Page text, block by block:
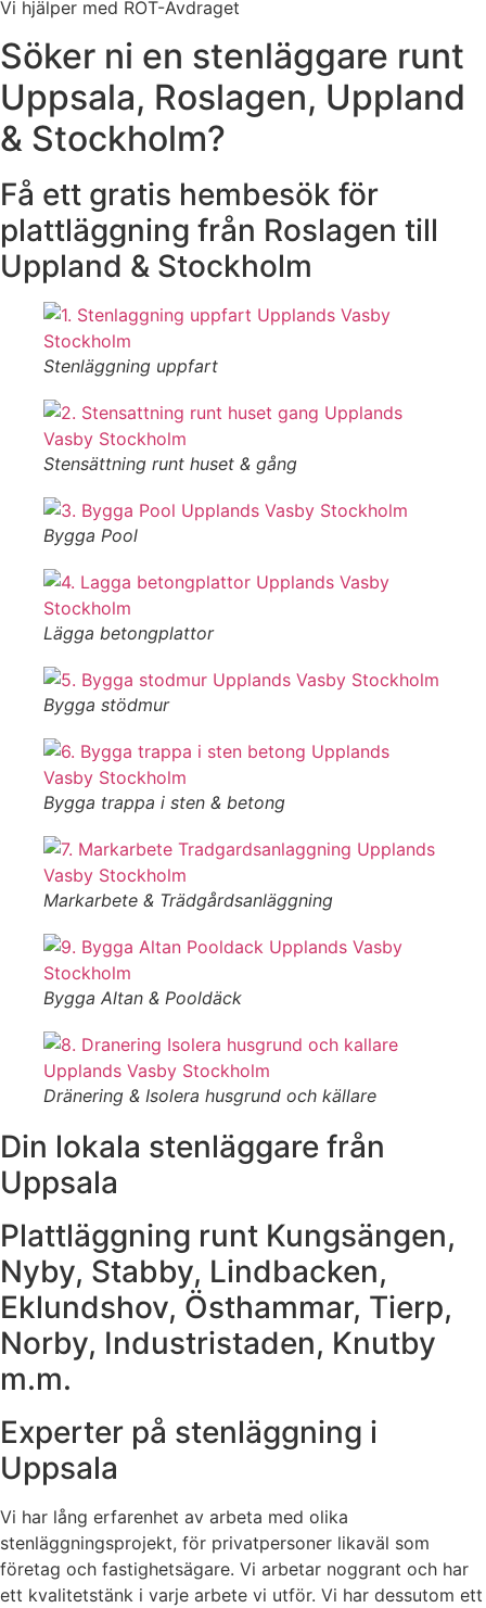
Vi hjälper med ROT-Avdraget
Söker ni en stenläggare runt
Uppsala, Roslagen, Uppland
& Stockholm?
Få ett gratis hembesök för
plattläggning från Roslagen till
Uppland & Stockholm
Stenläggning uppfart
Stensättning runt huset & gång
Bygga Pool
Lägga betongplattor
Bygga stödmur
Bygga trappa i sten & betong
Markarbete & Trädgårdsanläggning
Bygga Altan & Pooldäck
Dränering & Isolera husgrund och källare
Din lokala stenläggare från
Uppsala
Plattläggning runt Kungsängen,
Nyby, Stabby, Lindbacken,
Eklundshov, Östhammar, Tierp,
Norby, Industristaden, Knutby
m.m.
Experter på stenläggning i
Uppsala
Vi har lång erfarenhet av arbeta med olika
stenläggningsprojekt, för privatpersoner likaväl som
företag och fastighetsägare. Vi arbetar noggrant och har
ett kvalitetstänk i varje arbete vi utför. Vi har dessutom ett